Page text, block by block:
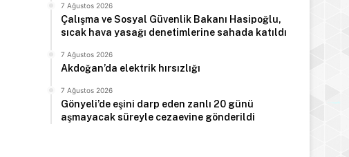
7 Ağustos 2026
Çalışma ve Sosyal Güvenlik Bakanı Hasipoğlu,
sıcak hava yasağı denetimlerine sahada katıldı
7 Ağustos 2026
Akdoğan’da elektrik hırsızlığı
7 Ağustos 2026
Gönyeli’de eşini darp eden zanlı 20 günü
aşmayacak süreyle cezaevine gönderildi